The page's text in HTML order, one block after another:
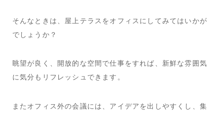
そんなときは、屋上テラスをオフィスにしてみてはいかが
でしょうか？
眺望が良く、開放的な空間で仕事をすれば、新鮮な雰囲気
に気分もリフレッシュできます。
またオフィス外の会議には、アイデアを出しやすくし、集